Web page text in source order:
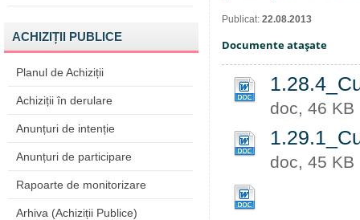
ACHIZIȚII PUBLICE
Planul de Achiziții
Achiziții în derulare
Anunțuri de intenție
Anunțuri de participare
Rapoarte de monitorizare
Arhiva (Achiziții Publice)
Publicat: 22.08.2013
Documente ataşate
doc, 46 KB
doc, 45 KB